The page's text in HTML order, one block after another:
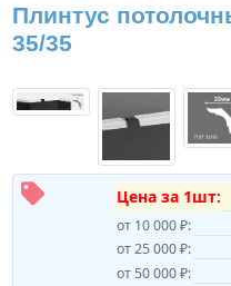
Плинтус
35/35
Цена за 1шт:
от 10 000 ₽:
от 25 000 ₽:
от 50 000 ₽: